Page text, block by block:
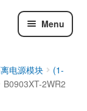
Menu
电源模块
(1-
B0903XT-2WR2